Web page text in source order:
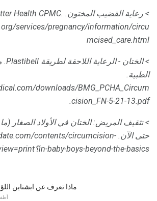
> رعاية القضيب المختون. Health CPMC.
services/pregnancy/information/circu
mcised_care.html
> الختان - الرعاية اللاحقة لطريقة Plastibell.
الطبية.
downloads/BMG_PCHA_Circum
cision_FN-5-21-13.pdf.
> تثقيف المريض: الختان في الأولاد الصغار
حتى الآن. contents/circumcision-
in-baby-boys-beyond-the-basics؟view=print.
ماذا تعرف عن ابشتاين